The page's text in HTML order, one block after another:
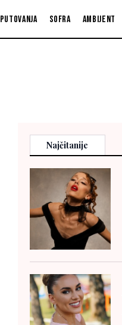
Putovanja Sofra Ambijent
Najčitanije